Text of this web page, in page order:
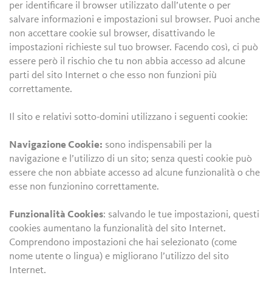
per identificare il browser utilizzato dall’utente o per
salvare informazioni e impostazioni sul browser. Puoi anche
non accettare cookie sul browser, disattivando le
impostazioni richieste sul tuo browser. Facendo così, ci può
essere però il rischio che tu non abbia accesso ad alcune
parti del sito Internet o che esso non funzioni più
correttamente.
Il sito e relativi sotto-domini utilizzano i seguenti cookie:
Navigazione Cookie: sono indispensabili per la
navigazione e l’utilizzo di un sito; senza questi cookie può
essere che non abbiate accesso ad alcune funzionalità o che
esse non funzionino correttamente.
Funzionalità Cookies: salvando le tue impostazioni, questi
cookies aumentano la funzionalità del sito Internet.
Comprendono impostazioni che hai selezionato (come
nome utente o lingua) e migliorano l’utilizzo del sito
Internet.